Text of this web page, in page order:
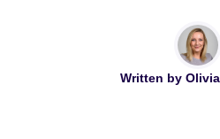
Written by